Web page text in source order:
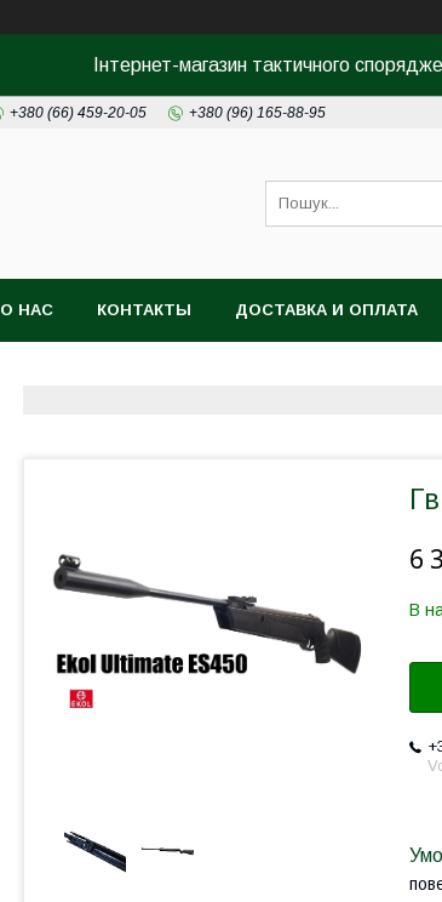
Інтернет-магазин тактичного
+380 (66) 459-20-05 +380 (96) 165-88-95
О НАС КОНТАКТЫ ДОСТАВКА И ОПЛАТА
6
В